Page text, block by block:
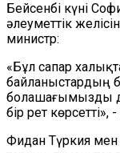
Бейсенбі күні
әлеуметтік
министр:
«Бұл сапар
байланыстардың
болашағымызды
бір рет көрсетті», -
Фидан Түркия мен